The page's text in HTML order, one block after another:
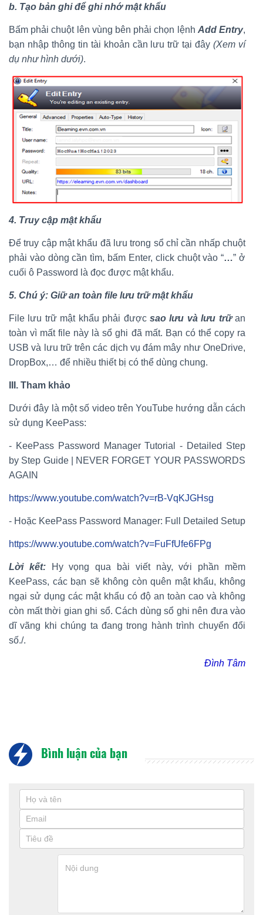
b. Tạo bản ghi để ghi nhớ mật khẩu
Bấm phải chuột lên vùng bên phải chọn lệnh Add Entry,
bạn nhập thông tin tài khoản cần lưu trữ tại đây(Xem ví
dụ như hình dưới).
4. Truy cập mật khẩu
Để truy cập mật khẩu đã lưu trong sổ chỉ cần nhấp chuột
phải vào dòng cần tìm, bấm Enter, click chuột vào “…” ở
cuối ô Password là đọc được mật khẩu.
5. Chú ý: Giữ an toàn file lưu trữ mật khẩu
File lưu trữ mật khẩu phải được sao lưu và lưu trữan
toàn vì mất file này là sổ ghi đã mất. Bạn có thể copy ra
USB và lưu trữ trên các dịch vụ đám mây như OneDrive,
DropBox,… để nhiều thiết bị có thể dùng chung.
III. Tham khảo
Dưới đây là một số video trên YouTube hướng dẫn cách
sử dụng KeePass:
- KeePass Password Manager Tutorial - Detailed Step
by Step Guide | NEVER FORGET YOUR PASSWORDS
AGAIN
https://www.youtube.com/watch?v=rB-VqKJGHsg
- Hoặc KeePass Password Manager: Full Detailed Setup
https://www.youtube.com/watch?v=FuFfUfe6FPg
Lời kết:Hy vọng qua bài viết này, với phần mềm
KeePass, các bạn sẽ không còn quên mật khẩu, không
ngại sử dụng các mật khẩu có độ an toàn cao và không
còn mất thời gian ghi sổ. Cách dùng sổ ghi nên đưa vào
dĩ vãng khi chúng ta đang trong hành trình chuyển đổi
số./.
Đình Tâm
Bình luận của bạn